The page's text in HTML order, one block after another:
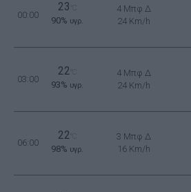
00:00
23
90% υγρ.
4 Μπφ Δ
24 Km/h
03:00
22
93% υγρ.
4 Μπφ Δ
24 Km/h
06:00
22
98% υγρ.
3 Μπφ Δ
16 Km/h